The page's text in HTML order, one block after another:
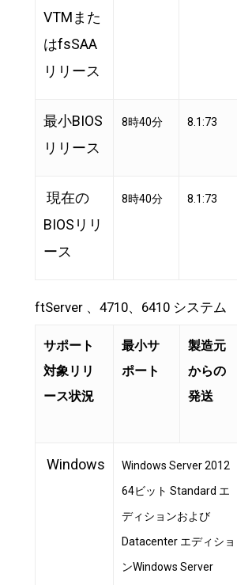
VTMまた
はfsSAA
リリース
最小BIOS
リリース
8時40分 8.1:73
現在の
BIOSリリ
ース
8時40分 8.1:73
ftServer 、4710、6410 システム
サポート
対象リリ
ース状況
最小サ
ポート
製造元
からの
発送
Windows
Windows Server 2012
64ビット Standard エ
ディションおよび
Datacenter エディショ
ンWindows Server